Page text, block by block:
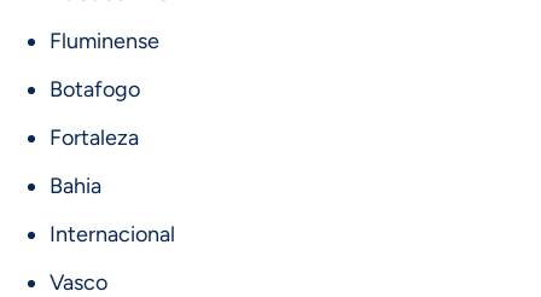
Fluminense
Botafogo
Fortaleza
Bahia
Internacional
Vasco